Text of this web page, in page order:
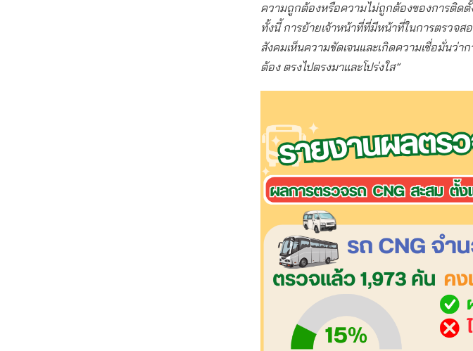
ความถูกต้องหรือความไม่ถูกต้องของการติดตั้
ทั้งนี้ การย้ายเจ้าหน้าที่ที่มีหน้าที่ในการตรวจ
สังคมเห็นความชัดเจนและเกิดความเชื่อมั่นว่
ต้อง ตรงไปตรงมาและโปร่งใส”